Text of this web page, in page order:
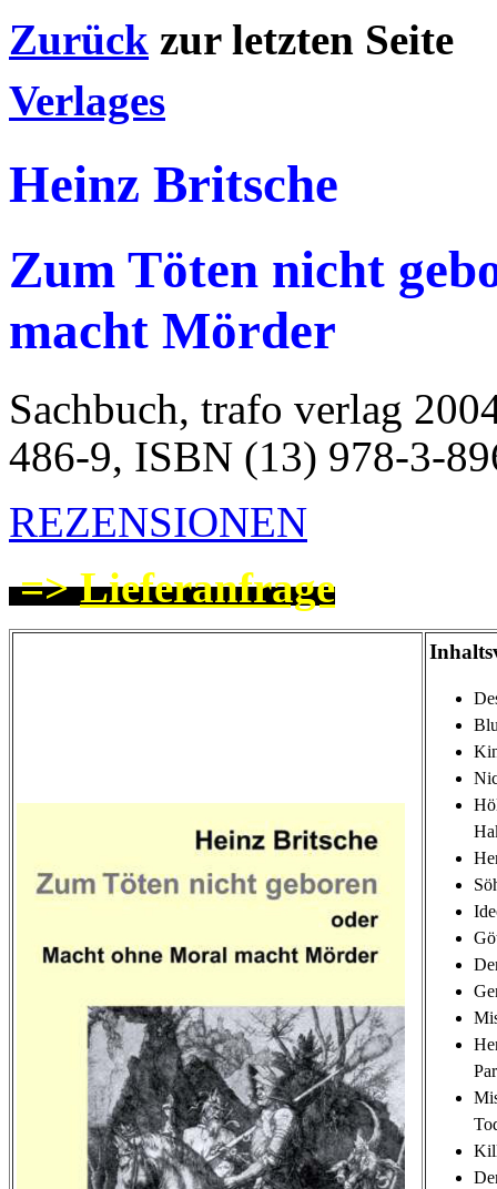
Zurück zur
Verlages
Heinz Britsche
Zum Töten nicht
macht Mörder
Sachbuch, trafo verlag
486-9, ISBN (13) 978-3-
REZENSIONEN
=>Lieferanfrage